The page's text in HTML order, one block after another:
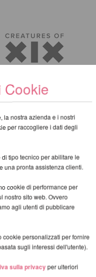
Cookie
la nostra azienda e i nostri
per raccogliere i dati degli
tipo tecnico per abilitare le
una pronta assistenza clienti.
cookie di performance per
nostro sito web. Ovvero
agli utenti di pubblicare
personalizzati per fornire
sugli interessi dell'utente).
sulla privacyper ulteriori